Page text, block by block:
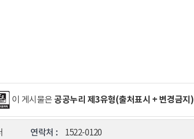
이 게시물은 공공누리 제3유형(출처표시 + 변경금지)
연락처 : 1522-0120